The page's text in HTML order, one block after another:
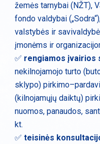
žemės tarnybai (NŽT),
fondo valdybai
valstybės ir
įmonėms ir
✅ rengiamos įvairios
nekilnojamojo turto
sklypo)
(kilnojamųjų daiktų)
nuomos, panaudos,
kt.
✅teisinės